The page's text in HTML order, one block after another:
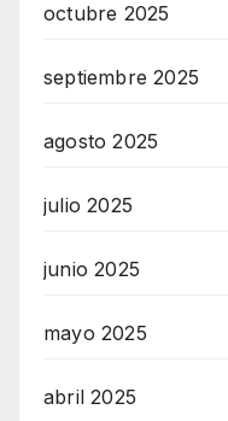
octubre 2025
septiembre 2025
agosto 2025
julio 2025
junio 2025
mayo 2025
abril 2025